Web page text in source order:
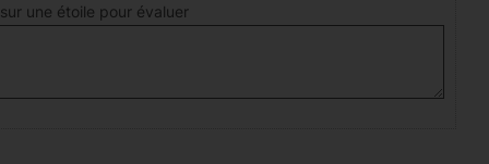
une étoile pour évaluer